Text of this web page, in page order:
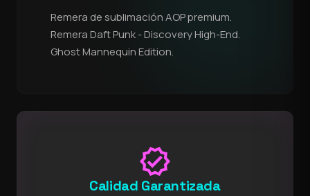
Remera de sublimación AOP premium.
Remera Daft Punk - Discovery High-End.
Ghost Mannequin Edition.
verified
Calidad Garantizada